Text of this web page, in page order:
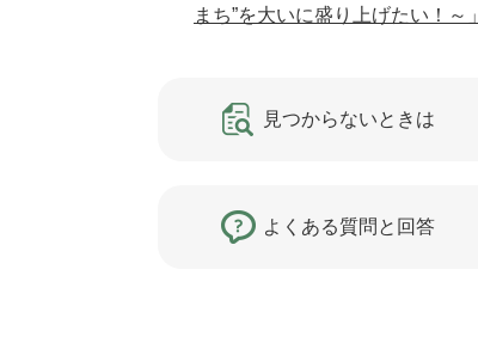
まち”を大いに盛り上げたい！～」
見つからないときは
よくある質問と回答